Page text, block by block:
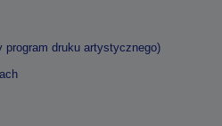
program druku artystycznego)